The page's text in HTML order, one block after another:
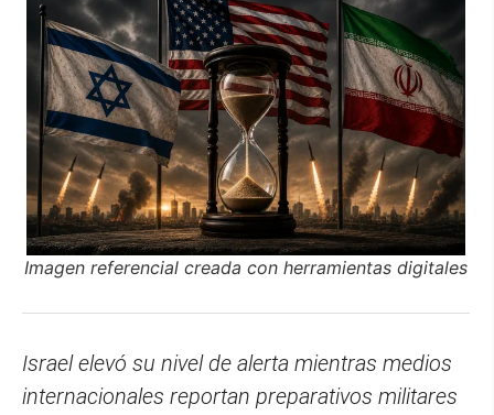
Imagen referencial creada con herramientas digitales
Israel elevó su nivel de alerta mientras medios
internacionales reportan preparativos militares